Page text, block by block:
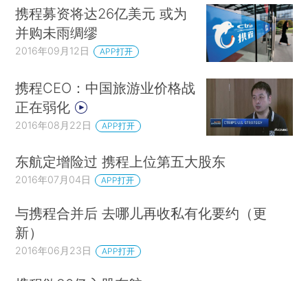
携程募资将达26亿美元 或为
并购未雨绸缪
2016年09月12日 APP打开
携程CEO：中国旅游业价格战
正在弱化
2016年08月22日 APP打开
东航定增险过 携程上位第五大股东
2016年07月04日 APP打开
与携程合并后 去哪儿再收私有化要约（更
新）
2016年06月23日 APP打开